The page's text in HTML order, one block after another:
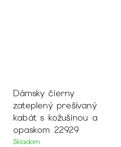
Dámsky čierny
zateplený prešívaný
kabát s kožušinou a
opaskom 22929
Skladom